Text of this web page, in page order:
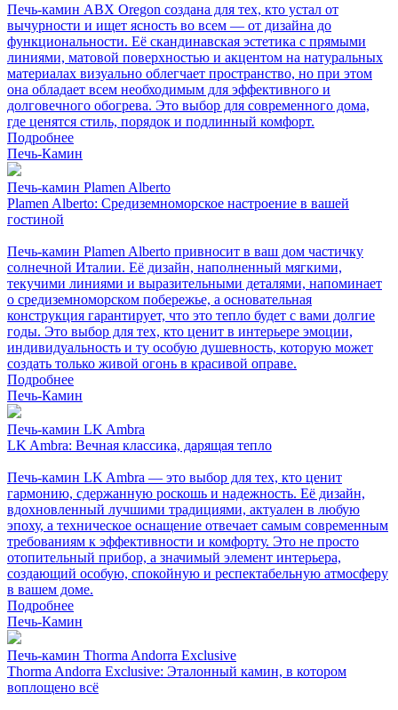
Печь-камин ABX Oregon создана для тех, кто устал от
вычурности и ищет ясность во всем — от дизайна до
функциональности. Её скандинавская эстетика с прямыми
линиями, матовой поверхностью и акцентом на натуральных
материалах визуально облегчает пространство, но при этом
она обладает всем необходимым для эффективного и
долговечного обогрева. Это выбор для современного дома,
где ценятся стиль, порядок и подлинный комфорт.
Подробнее
Печь-Камин
Печь-камин Plamen Alberto
Plamen Alberto: Средиземноморское настроение в вашей
гостиной
Печь-камин Plamen Alberto привносит в ваш дом частичку
солнечной Италии. Её дизайн, наполненный мягкими,
текучими линиями и выразительными деталями, напоминает
о средиземноморском побережье, а основательная
конструкция гарантирует, что это тепло будет с вами долгие
годы. Это выбор для тех, кто ценит в интерьере эмоции,
индивидуальность и ту особую душевность, которую может
создать только живой огонь в красивой оправе.
Подробнее
Печь-Камин
Печь-камин LK Ambra
LK Ambra: Вечная классика, дарящая тепло
Печь-камин LK Ambra — это выбор для тех, кто ценит
гармонию, сдержанную роскошь и надежность. Её дизайн,
вдохновленный лучшими традициями, актуален в любую
эпоху, а техническое оснащение отвечает самым современным
требованиям к эффективности и комфорту. Это не просто
отопительный прибор, а значимый элемент интерьера,
создающий особую, спокойную и респектабельную атмосферу
в вашем доме.
Подробнее
Печь-Камин
Печь-камин Thorma Andorra Exclusive
Thorma Andorra Exclusive: Эталонный камин, в котором
воплощено всё